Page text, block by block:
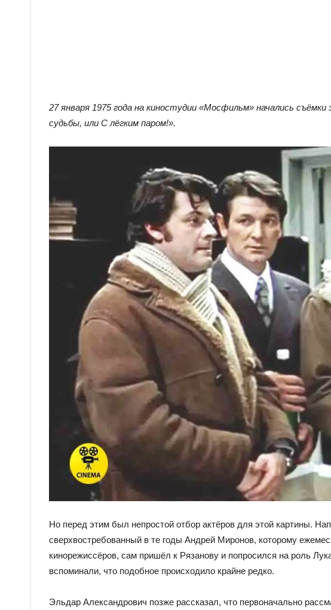
27 января 1975 года на киностудии «Мосфильм» начались
судьбы, или С лёгким паром!».
Но перед этим был непростой отбор актёров для этой картины.
сверхвостребованный в те годы Андрей Миронов, которому
кинорежиссёров, сам пришёл к Рязанову и попросился на роль
вспоминали, что подобное происходило крайне редко.
Эльдар Александрович позже рассказал, что первоначально